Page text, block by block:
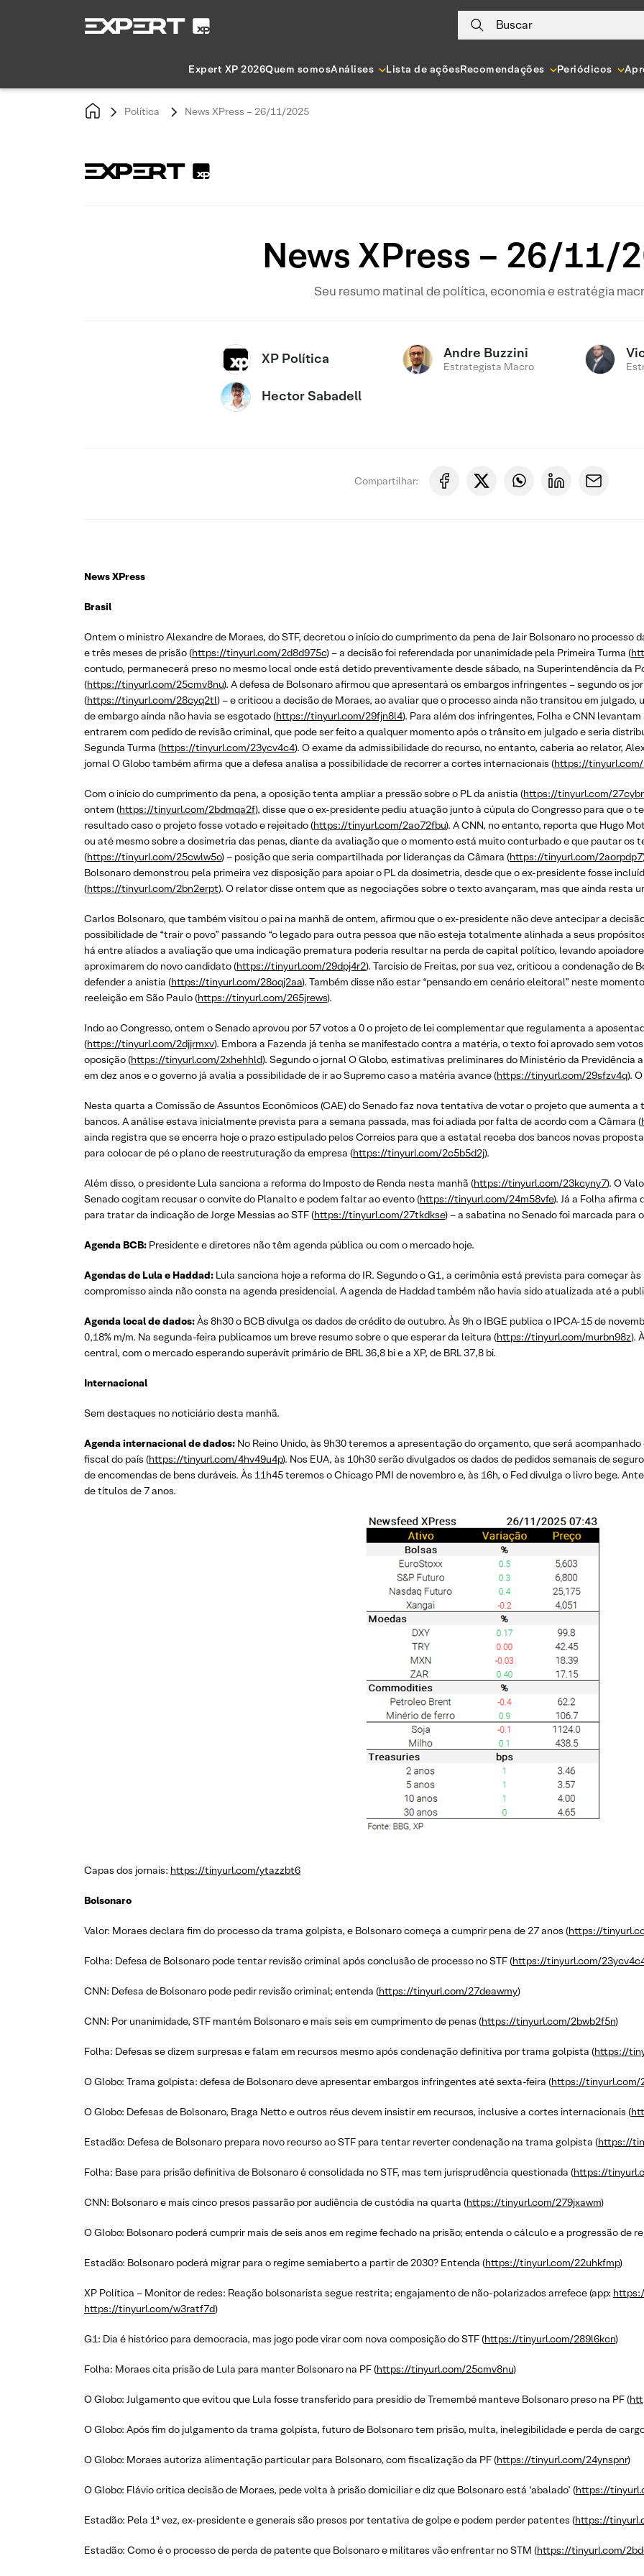
Buscar
Expert XP 2026Quem somosAnálises Lista de açõesRecomendações Periódicos
Política News XPress – 26/11/2025
News XPress – 26/11/
Seu resumo matinal de política, economia e estratégia
XP Política Andre Buzzini
Estrategista Macro
Hector Sabadell
Compartilhar:
News XPress
Brasil
Ontem o ministro Alexandre de Moraes, do STF, decretou o início do cumprimento da pena de Jair Bolsonaro no processo
e três meses de prisão (https://tinyurl.com/2d8d975c) – a decisão foi referendada por unanimidade pela Primeira Turma (
contudo, permanecerá preso no mesmo local onde está detido preventivamente desde sábado, na Superintendência da
(https://tinyurl.com/25cmv8nu). A defesa de Bolsonaro afirmou que apresentará os embargos infringentes – segundo os
(https://tinyurl.com/28cyq2tl) – e criticou a decisão de Moraes, ao avaliar que o processo ainda não transitou em
de embargo ainda não havia se esgotado (https://tinyurl.com/29fjn8l4). Para além dos infringentes, Folha e CNN
entrarem com pedido de revisão criminal, que pode ser feito a qualquer momento após o trânsito em julgado e seria
Segunda Turma (https://tinyurl.com/23ycv4c4). O exame da admissibilidade do recurso, no entanto, caberia ao relator,
jornal O Globo também afirma que a defesa analisa a possibilidade de recorrer a cortes internacionais (https://
Com o início do cumprimento da pena, a oposição tenta ampliar a pressão sobre o PL da anistia (https://tinyurl.com/
ontem (https://tinyurl.com/2bdmqa2f), disse que o ex-presidente pediu atuação junto à cúpula do Congresso para que o
resultado caso o projeto fosse votado e rejeitado (https://tinyurl.com/2ao72fbu). A CNN, no entanto, reporta que Hugo
ou até mesmo sobre a dosimetria das penas, diante da avaliação que o momento está muito conturbado e que pautar os
(https://tinyurl.com/25cwlw5o) – posição que seria compartilhada por lideranças da Câmara (https://tinyurl.com/2aorpdp7
Bolsonaro demonstrou pela primeira vez disposição para apoiar o PL da dosimetria, desde que o ex-presidente fosse
(https://tinyurl.com/2bn2erpt). O relator disse ontem que as negociações sobre o texto avançaram, mas que ainda resta
Carlos Bolsonaro, que também visitou o pai na manhã de ontem, afirmou que o ex-presidente não deve antecipar a
possibilidade de “trair o povo” passando “o legado para outra pessoa que não esteja totalmente alinhada a seus
há entre aliados a avaliação que uma indicação prematura poderia resultar na perda de capital político, levando
aproximarem do novo candidato (https://tinyurl.com/29dpj4r2). Tarcísio de Freitas, por sua vez, criticou a condenação de
defender a anistia (https://tinyurl.com/28oqj2aa). Também disse não estar “pensando em cenário eleitoral” neste
reeleição em São Paulo (https://tinyurl.com/265jrews).
Indo ao Congresso, ontem o Senado aprovou por 57 votos a 0 o projeto de lei complementar que regulamenta a
(https://tinyurl.com/2djjrmxv). Embora a Fazenda já tenha se manifestado contra a matéria, o texto foi aprovado sem
oposição (https://tinyurl.com/2xhehhld). Segundo o jornal O Globo, estimativas preliminares do Ministério da Previdência
em dez anos e o governo já avalia a possibilidade de ir ao Supremo caso a matéria avance (https://tinyurl.com/29sfzv4q).
Nesta quarta a Comissão de Assuntos Econômicos (CAE) do Senado faz nova tentativa de votar o projeto que aumenta
bancos. A análise estava inicialmente prevista para a semana passada, mas foi adiada por falta de acordo com a Câmara (
ainda registra que se encerra hoje o prazo estipulado pelos Correios para que a estatal receba dos bancos novas
para colocar de pé o plano de reestruturação da empresa (https://tinyurl.com/2c5b5d2j).
Além disso, o presidente Lula sanciona a reforma do Imposto de Renda nesta manhã (https://tinyurl.com/23kcyny7). O
Senado cogitam recusar o convite do Planalto e podem faltar ao evento (https://tinyurl.com/24m58vfe). Já a Folha
para tratar da indicação de Jorge Messias ao STF (https://tinyurl.com/27tkdkse) – a sabatina no Senado foi marcada para
Agenda BCB: Presidente e diretores não têm agenda pública ou com o mercado hoje.
Agendas de Lula e Haddad: Lula sanciona hoje a reforma do IR. Segundo o G1, a cerimônia está prevista para começar às
compromisso ainda não consta na agenda presidencial. A agenda de Haddad também não havia sido atualizada até a
Agenda local de dados:Às 8h30 o BCB divulga os dados de crédito de outubro. Às 9h o IBGE publica o IPCA-15 de
0,18% m/m. Na segunda-feira publicamos um breve resumo sobre o que esperar da leitura (https://tinyurl.com/murbn98z).
central, com o mercado esperando superávit primário de BRL 36,8 bi e a XP, de BRL 37,8 bi.
Internacional
Sem destaques no noticiário desta manhã.
Agenda internacional de dados: No Reino Unido, às 9h30 teremos a apresentação do orçamento, que será
fiscal do país (https://tinyurl.com/4hv49u4p). Nos EUA, às 10h30 serão divulgados os dados de pedidos semanais de
de encomendas de bens duráveis. Às 11h45 teremos o Chicago PMI de novembro e, às 16h, o Fed divulga o livro bege.
de títulos de 7 anos.
Capas dos jornais: https://tinyurl.com/ytazzbt6
Bolsonaro
Valor: Moraes declara fim do processo da trama golpista, e Bolsonaro começa a cumprir pena de 27 anos (https://
Folha: Defesa de Bolsonaro pode tentar revisão criminal após conclusão de processo no STF (https://tinyurl.com/
CNN: Defesa de Bolsonaro pode pedir revisão criminal; entenda (https://tinyurl.com/27deawmy)
CNN: Por unanimidade, STF mantém Bolsonaro e mais seis em cumprimento de penas (https://tinyurl.com/2bwb2f5n)
Folha: Defesas se dizem surpresas e falam em recursos mesmo após condenação definitiva por trama golpista (https://
O Globo: Trama golpista: defesa de Bolsonaro deve apresentar embargos infringentes até sexta-feira (https://tinyurl.com/
O Globo: Defesas de Bolsonaro, Braga Netto e outros réus devem insistir em recursos, inclusive a cortes internacionais (
Estadão: Defesa de Bolsonaro prepara novo recurso ao STF para tentar reverter condenação na trama golpista (https://
Folha: Base para prisão definitiva de Bolsonaro é consolidada no STF, mas tem jurisprudência questionada (https://
CNN: Bolsonaro e mais cinco presos passarão por audiência de custódia na quarta (https://tinyurl.com/279jxawm)
O Globo: Bolsonaro poderá cumprir mais de seis anos em regime fechado na prisão; entenda o cálculo e a progressão de
Estadão: Bolsonaro poderá migrar para o regime semiaberto a partir de 2030? Entenda (https://tinyurl.com/22uhkfmp)
XP Política – Monitor de redes: Reação bolsonarista segue restrita; engajamento de não-polarizados arrefece (app:
https://tinyurl.com/w3ratf7d)
G1: Dia é histórico para democracia, mas jogo pode virar com nova composição do STF (https://tinyurl.com/289l6kcn)
Folha: Moraes cita prisão de Lula para manter Bolsonaro na PF (https://tinyurl.com/25cmv8nu)
O Globo: Julgamento que evitou que Lula fosse transferido para presídio de Tremembé manteve Bolsonaro preso na PF (
O Globo: Após fim do julgamento da trama golpista, futuro de Bolsonaro tem prisão, multa, inelegibilidade e perda de
O Globo: Moraes autoriza alimentação particular para Bolsonaro, com fiscalização da PF (https://tinyurl.com/24ynspnr)
O Globo: Flávio critica decisão de Moraes, pede volta à prisão domiciliar e diz que Bolsonaro está ‘abalado’ (https://
Estadão: Pela 1ª vez, ex-presidente e generais são presos por tentativa de golpe e podem perder patentes (https://
Estadão: Como é o processo de perda de patente que Bolsonaro e militares vão enfrentar no STM (https://tinyurl.com/